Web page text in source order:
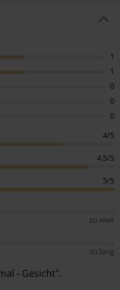
1
1
0
0
0
4/5
4.5/5
5/5
zu weit
zu lang
- Gesicht".